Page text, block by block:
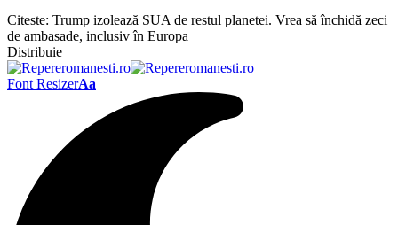
Citeste: Trump izolează SUA de restul planetei. Vrea să închidă zeci
de ambasade, inclusiv în Europa
Distribuie
Font ResizerAa